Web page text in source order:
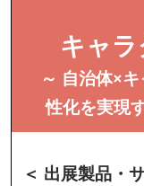
キャ
～ 自治体×
性化を実現
＜ 出展製品・